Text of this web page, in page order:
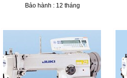
Bảo hành : 12 tháng